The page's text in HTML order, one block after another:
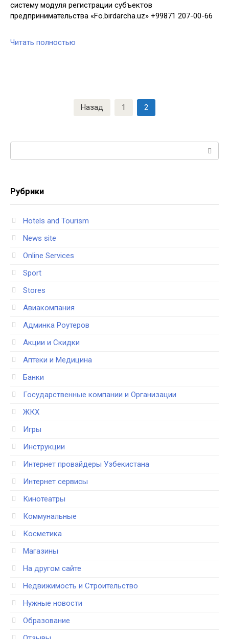
систему модуля регистрации субъектов
предпринимательства «Fo.birdarcha.uz» +99871 207-00-66
Читать полностью
Назад 1 2
Рубрики
Hotels and Tourism
News site
Online Services
Sport
Stores
Авиакомпания
Админка Роутеров
Акции и Скидки
Аптеки и Медицина
Банки
Государственные компании и Организации
ЖКХ
Игры
Инструкции
Интернет провайдеры Узбекистана
Интернет сервисы
Кинотеатры
Коммунальные
Косметика
Магазины
На другом сайте
Недвижимость и Строительство
Нужные новости
Образование